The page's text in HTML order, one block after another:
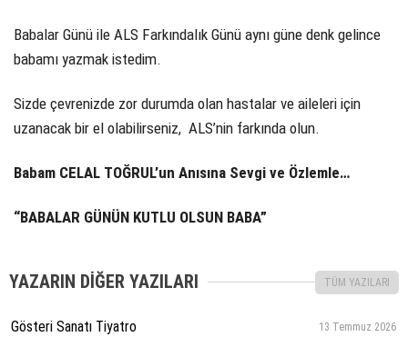
Babalar Günü ile ALS Farkındalık Günü aynı güne denk gelince
babamı yazmak istedim.
Sizde çevrenizde zor durumda olan hastalar ve aileleri için
uzanacak bir el olabilirseniz, ALS’nin farkında olun.
Babam CELAL TOĞRUL’un Anısına Sevgi ve Özlemle…
“BABALAR GÜNÜN KUTLU OLSUN BABA”
YAZARIN DİĞER YAZILARI TÜM YAZILARI
Gösteri Sanatı Tiyatro 13 Temmuz 2026